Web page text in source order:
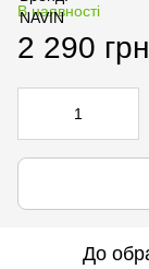
В наявності
2 290 грн
До